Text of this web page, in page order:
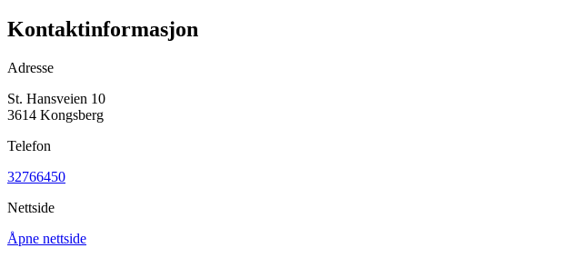
Kontaktinformasjon
Adresse
St. Hansveien 10
3614 Kongsberg
Telefon
32766450
Nettside
Åpne nettside